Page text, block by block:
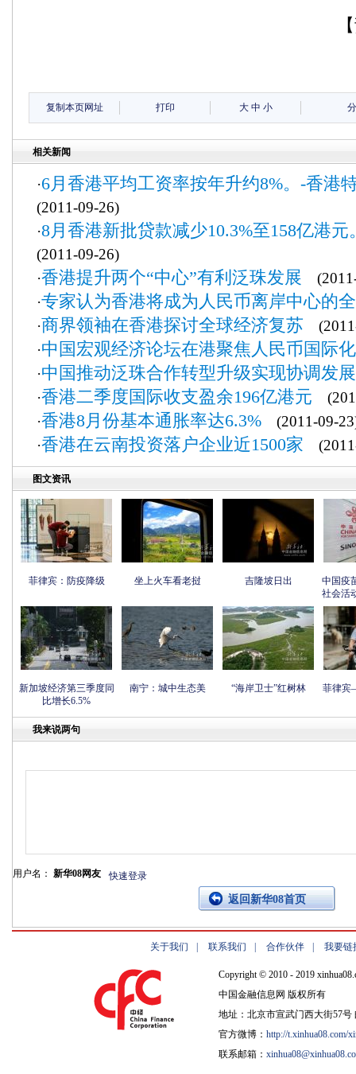
复制本页网址 打印 大 中 小
相关新闻
·6月香港平均工资率按年升约8%。-香港
(2011-09-26)
·8月香港新批贷款减少10.3%至158亿港
(2011-09-26)
·香港提升两个“中心”有利泛珠发展
·专家认为香港将成为人民币离岸中心的
·商界领袖在香港探讨全球经济复苏
·中国宏观经济论坛在港聚焦人民币国际化
·中国推动泛珠合作转型升级实现协调发展
·香港二季度国际收支盈余196亿港元
·香港8月份基本通胀率达6.3% (2011-09-
·香港在云南投资落户企业近1500家
图文资讯
菲律宾：防疫降级 坐上火车看老挝 吉隆坡日出
中国疫
社会活
新加坡经济第三季度同
比增长6.5%
南宁：城中生态美 “海岸卫士”红树林 菲律宾
我来说两句
用户名： 新华08网友 快速登录
返回新华08首页
关于我们 联系我们 合作伙伴 我要链
Copyright © 2010 - 2019
中国金融信息网 版权所有
地址：北京市宣武门西大街57号
官方微博： http://t.xinhua08.com/
联系邮箱：